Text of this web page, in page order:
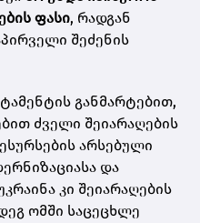
ფასი, რადგან
შეძენის
განმარტებით,
ძველი შეიარაღების
არსებული
და
კი შეიარაღების
ომში საცეცხლე